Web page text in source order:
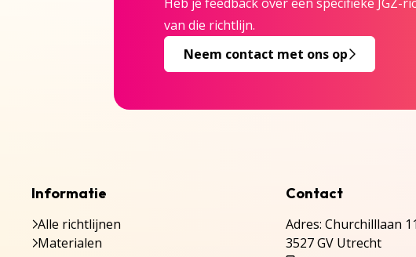
van die richtlijn.
Neem contact met ons op
Informatie
Alle richtlijnen
Materialen
Contact
Adres: Churchilllaan
3527 GV Utrecht